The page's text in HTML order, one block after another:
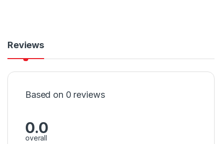
Reviews
Based on 0 reviews
0.0
overall